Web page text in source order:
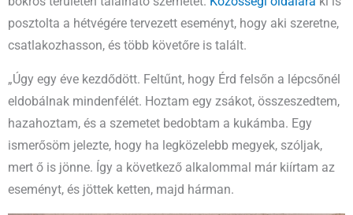
posztolta a hétvégére tervezett eseményt, hogy aki szeretne,
csatlakozhasson, és több követőre is talált.
„Úgy egy éve kezdődött. Feltűnt, hogy Érd felsőn a lépcsőnél
eldobálnak mindenfélét. Hoztam egy zsákot, összeszedtem,
hazahoztam, és a szemetet bedobtam a kukámba. Egy
ismerősöm jelezte, hogy ha legközelebb megyek, szóljak,
mert ő is jönne. Így a következő alkalommal már kiírtam az
eseményt, és jöttek ketten, majd hárman.